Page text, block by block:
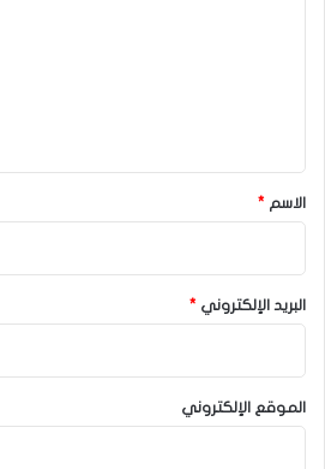
*
الاسم *
البريد الإلكتروني *
الموقع الإلكتروني